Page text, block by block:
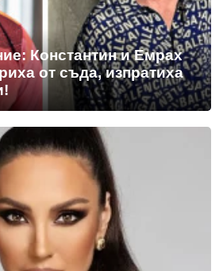
Константин и Емрах
от съда, изпратиха